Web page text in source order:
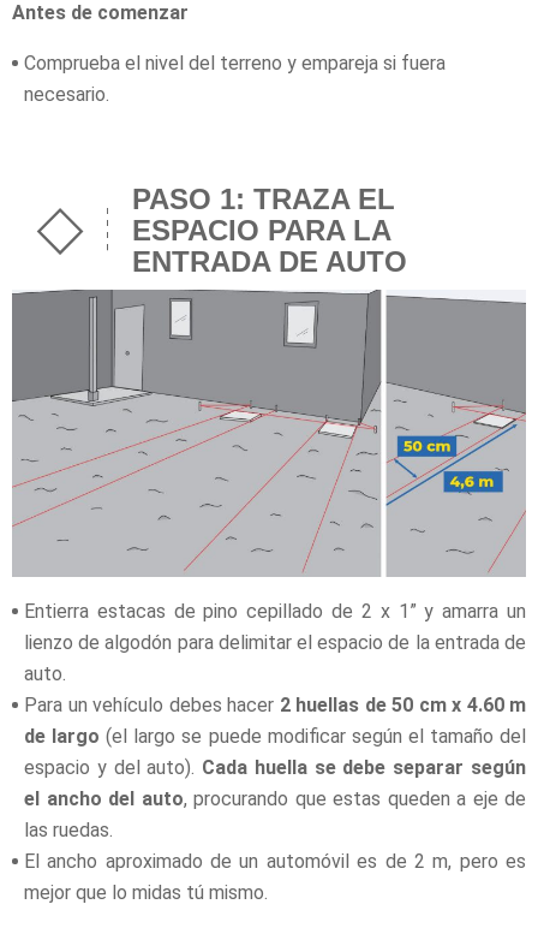
Antes de comenzar
Comprueba el nivel del terreno y empareja si fuera
necesario.
PASO 1: TRAZA EL
ESPACIO PARA LA
ENTRADA DE AUTO
Entierra estacas de pino cepillado de 2 x 1” y amarra un
lienzo de algodón para delimitar el espacio de la entrada de
auto.
Para un vehículo debes hacer 2 huellas de 50 cm x 4.60 m
de largo (el largo se puede modificar según el tamaño del
espacio y del auto). Cada huella se debe separar según
el ancho del auto, procurando que estas queden a eje de
las ruedas.
El ancho aproximado de un automóvil es de 2 m, pero es
mejor que lo midas tú mismo.